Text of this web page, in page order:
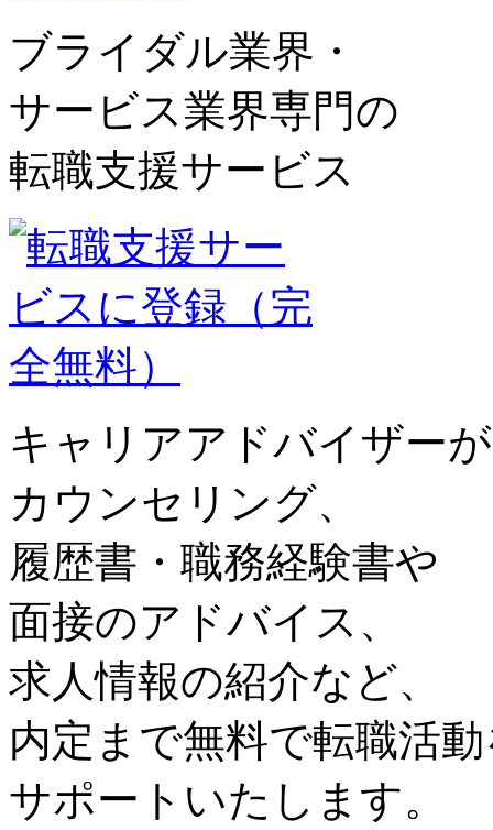
ブライダル業界・
サービス業界専門の
転職支援サービス
キャリアアドバイザーが
カウンセリング、
履歴書・職務経験書や
面接のアドバイス、
求人情報の紹介など、
内定まで無料で転職活
サポートいたします。